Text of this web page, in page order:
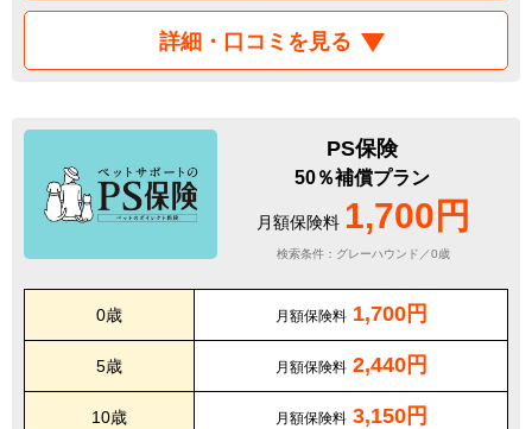
詳細・口コミを見る
PS保険
50％補償プラン
月額保険料 1,700円
検索条件：グレーハウンド／0歳
0歳 月額保険料 1,700円
5歳 月額保険料 2,440円
10歳 月額保険料 3,150円